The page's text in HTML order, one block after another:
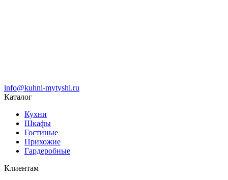
info@kuhni-mytyshi.ru
Каталог
Кухни
Шкафы
Гостиные
Прихожие
Гардеробные
Клиентам